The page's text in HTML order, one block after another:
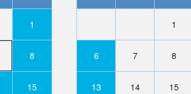
1
8
15
1
6 7 8
13 14 15